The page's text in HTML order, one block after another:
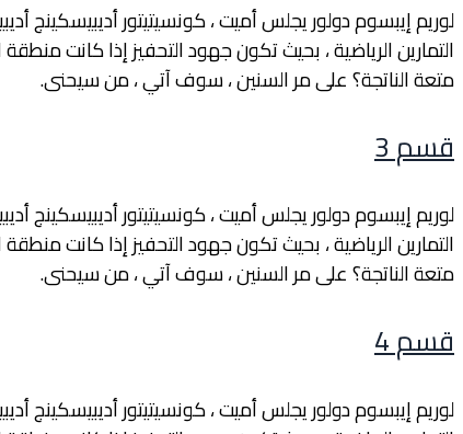
لوريم إيبسوم دولور يجلس أميت ، كونسيتيتور
التمارين الرياضية ، بحيث تكون جهود التحفيز إذا كانت
متعة الناتجة؟ على مر السنين ، سوف آتي ، من سيحنى.
قسم 3
لوريم إيبسوم دولور يجلس أميت ، كونسيتيتور
التمارين الرياضية ، بحيث تكون جهود التحفيز إذا كانت
متعة الناتجة؟ على مر السنين ، سوف آتي ، من سيحنى.
قسم 4
لوريم إيبسوم دولور يجلس أميت ، كونسيتيتور